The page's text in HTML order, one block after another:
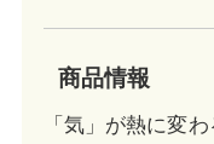
商品情報
「気」が熱に変